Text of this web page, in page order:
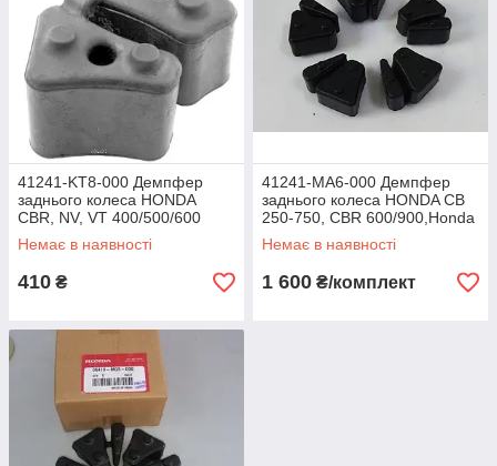
41241-KT8-000 Демпфер
заднього колеса HONDA
CBR, NV, VT 400/500/600
Немає в наявності
410 ₴
41241-MA6-000 Демпфер
заднього колеса HONDA CB
250-750, CBR 600/900,Honda
VFR 700-750 комплект
Tourmax RWD-104
Немає в наявності
1 600 ₴/комплект